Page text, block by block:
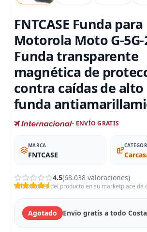
FNTCASE Funda para
Motorola Moto G-5G-
Funda transparente
magnética de
contra caídas de alto
funda
- ENVÍO GRATIS
MARCA
FNTCASE
4.5(68.038 valoraciones)
Valoraciones del producto en su marketplace de
Agotado Envio gratis a todo